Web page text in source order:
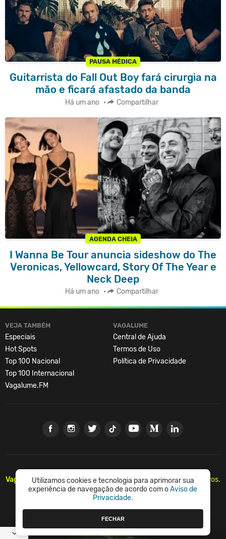
PAUSA MÉDICA
Guitarrista do Fall Out Boy fará cirurgia na
mão e ficará afastado da banda
Há um ano • Compartilhar
AGENDA CHEIA
I Wanna Be Tour anuncia sideshow do The
Veronicas, Yellowcard, Story Of The Year e
Neck Deep
Há um ano • Compartilhar
VEJA TAMBÉM
Especiais
Hot Spots
Top 100 Nacional
Top 100 Internacional
Vagalume.FM
VAGALUME
Central de Ajuda
Termos de Uso
Política de Privacidade
Vagalume.Há mais de 20 anos, levando música para os brasileiros.
🇧🇷
Utilizamos cookies e tecnologia para aprimorar sua
experiência de navegação de acordo com oAviso de
Privacidade.
FECHAR